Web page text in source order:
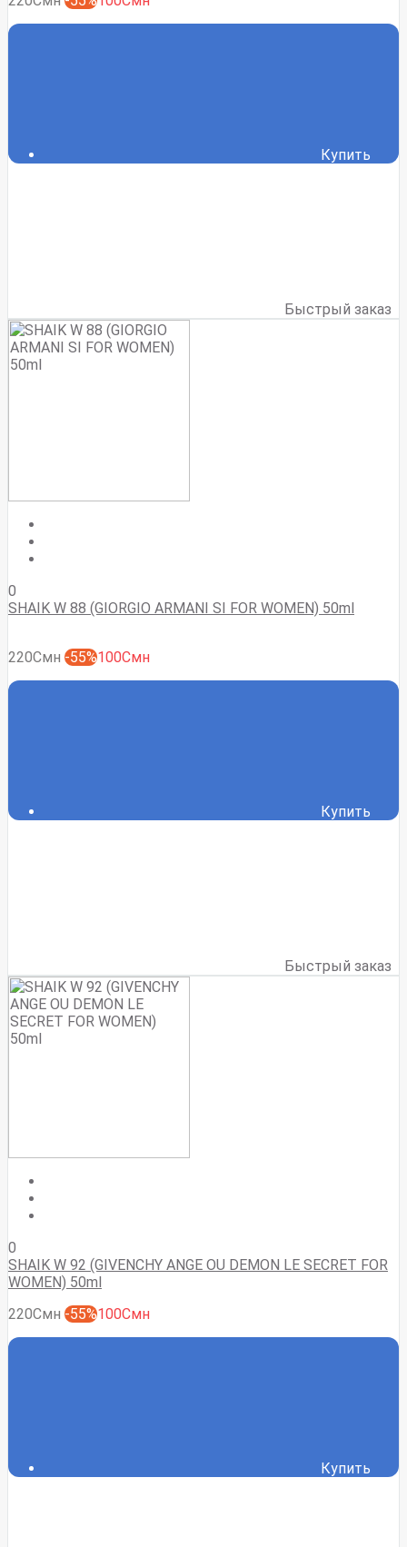
Купить
Быстрый заказ
0
SHAIK W 88 (GIORGIO ARMANI SI FOR WOMEN) 50ml
220Смн -55%100Смн
Купить
Быстрый заказ
0
SHAIK W 92 (GIVENCHY ANGE OU DEMON LE SECRET FOR
WOMEN) 50ml
220Смн -55%100Смн
Купить